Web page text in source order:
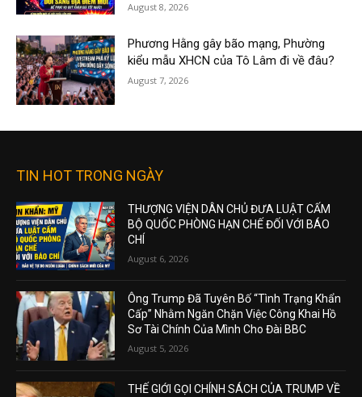
August 8, 2026
Phương Hằng gây bão mạng, Phường
kiểu mẫu XHCN của Tô Lâm đi về đâu?
August 7, 2026
TIN HOT TRONG NGÀY
THƯỢNG VIỆN DÂN CHỦ ĐƯA LUẬT CẤM
BỘ QUỐC PHÒNG HẠN CHẾ ĐỐI VỚI BÁO
CHÍ
August 6, 2026
Ông Trump Đã Tuyên Bố “Tình Trạng Khẩn
Cấp” Nhằm Ngăn Chặn Việc Công Khai Hồ
Sơ Tài Chính Của Mình Cho Đài BBC
August 5, 2026
THẾ GIỚI GỌI CHÍNH SÁCH CỦA TRUMP VỀ